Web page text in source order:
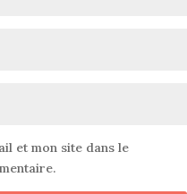
et mon site dans le